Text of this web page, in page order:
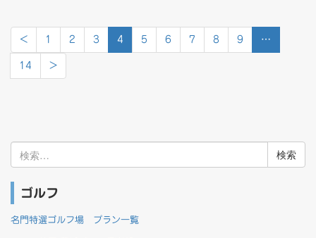
< 1 2 3 4 5 6 7 8 9 …
14 >
検
索:
ゴルフ
名門特選ゴルフ場 プラン一覧